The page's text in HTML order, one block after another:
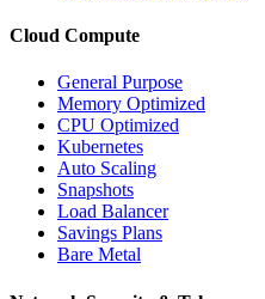
Cloud Compute
General Purpose
Memory Optimized
CPU Optimized
Kubernetes
Auto Scaling
Snapshots
Load Balancer
Savings Plans
Bare Metal